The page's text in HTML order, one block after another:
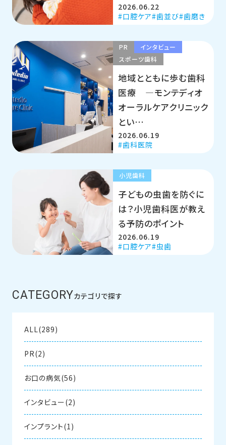
2026.06.22
口腔ケア 歯並び 歯磨き
PR
インタビュー
スポーツ歯科
地域とともに歩む歯科
医療 ―モンテディオ
オーラルケアクリニック
とい…
2026.06.19
歯科医院
小児歯科
子どもの虫歯を防ぐに
は？小児歯科医が教え
る予防のポイント
2026.06.19
口腔ケア 虫歯
CATEGORYカテゴリで探す
ALL(289)
PR(2)
お口の病気(56)
インタビュー(2)
インプラント(1)